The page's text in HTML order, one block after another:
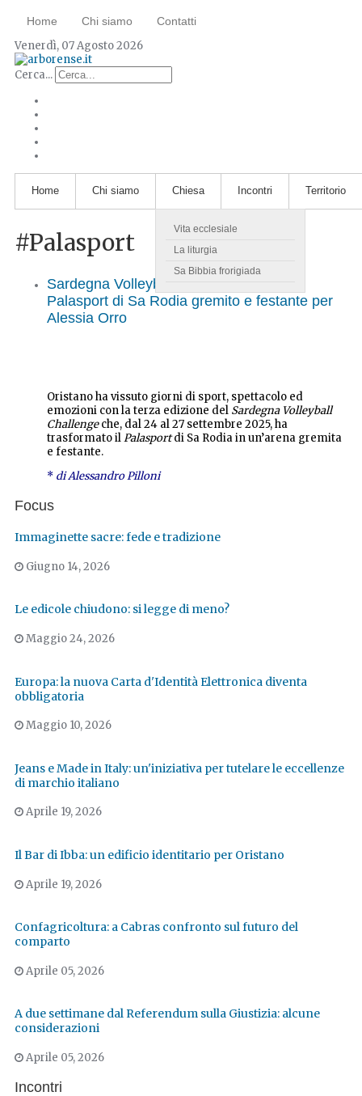
Home Chi siamo Contatti
Venerdì, 07 Agosto 2026
Cerca...
Home Chi siamo Chiesa
Vita ecclesiale
La liturgia
Sa Bibbia frorigiada
Incontri Territorio
#Palasport
Sardegna Volleyball Challenge 2025: il
Palasport di Sa Rodia gremito e festante per
Alessia Orro
Oristano ha vissuto giorni di sport, spettacolo ed
emozioni con la terza edizione del Sardegna Volleyball
Challengeche, dal 24 al 27 settembre 2025, ha
trasformato ilPalasportdi Sa Rodia in un’arena gremita
e festante.
* di Alessandro Pilloni
Focus
Immaginette sacre: fede e tradizione
Giugno 14, 2026
Le edicole chiudono: si legge di meno?
Maggio 24, 2026
Europa: la nuova Carta d'Identità Elettronica diventa
obbligatoria
Maggio 10, 2026
Jeans e Made in Italy: un'iniziativa per tutelare le eccellenze
di marchio italiano
Aprile 19, 2026
Il Bar di Ibba: un edificio identitario per Oristano
Aprile 19, 2026
Confagricoltura: a Cabras confronto sul futuro del
comparto
Aprile 05, 2026
A due settimane dal Referendum sulla Giustizia: alcune
considerazioni
Aprile 05, 2026
Incontri